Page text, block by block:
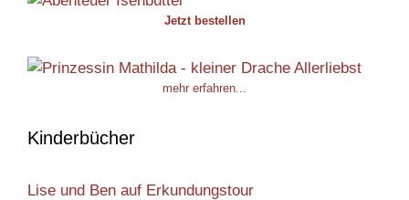
Jetzt bestellen
mehr erfahren...
Kinderbücher
Lise und Ben auf Erkundungstour